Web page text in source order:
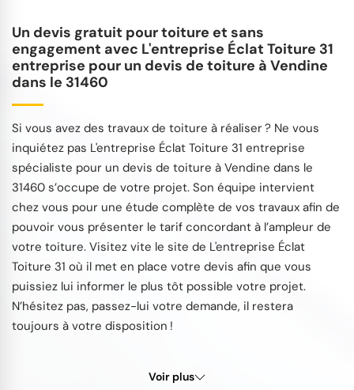
Un devis gratuit pour toiture et sans
engagement avec L'entreprise Éclat Toiture 31
entreprise pour un devis de toiture à Vendine
dans le 31460
Si vous avez des travaux de toiture à réaliser ? Ne vous
inquiétez pas L'entreprise Éclat Toiture 31 entreprise
spécialiste pour un devis de toiture à Vendine dans le
31460 s’occupe de votre projet. Son équipe intervient
chez vous pour une étude complète de vos travaux afin de
pouvoir vous présenter le tarif concordant à l’ampleur de
votre toiture. Visitez vite le site de L'entreprise Éclat
Toiture 31 où il met en place votre devis afin que vous
puissiez lui informer le plus tôt possible votre projet.
N’hésitez pas, passez-lui votre demande, il restera
toujours à votre disposition !
Voir plus